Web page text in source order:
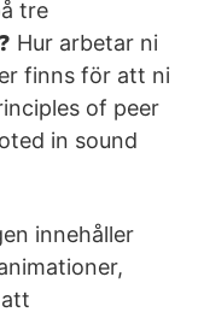
tre
Hur arbetar ni
finns för att ni
of peer
in sound
innehåller